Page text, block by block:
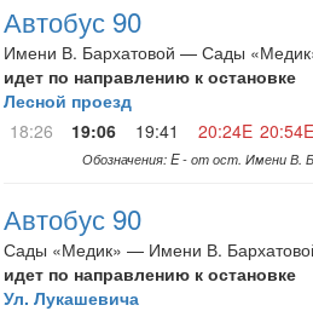
Автобус 90
Имени В. Бархатовой — Сады
идет по направлению к остановке
Лесной проезд
18:26
19:06 19:41 20:24E 20:54E
Обозначения: E - от ост. Имени В.
Автобус 90
Сады «Медик» — Имени В.
идет по направлению к остановке
Ул. Лукашевича